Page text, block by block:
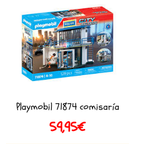
Playmobil 71874 comisaría
59,95€